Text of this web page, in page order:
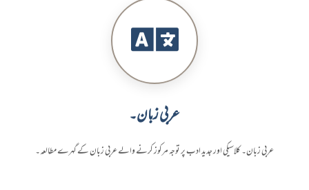
عربی زبان۔
عربی زبان۔ کلاسیکی اور جدید ادب پر توجہ مرکوز کرنے والے عربی زبان کے گہرے مطالعہ۔